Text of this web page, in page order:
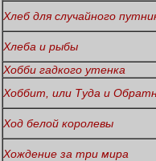
Хлеб для случайного
Хлеба и рыбы
Хобби гадкого утенка
Хоббит, или Туда и
Ход белой королевы
Хождение за три мира